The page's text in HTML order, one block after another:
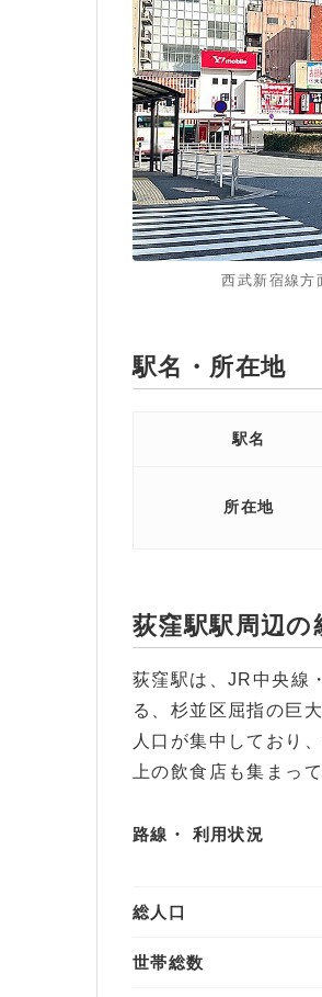
西武新宿線方
駅名・所在地
駅名
所在地
荻窪駅駅周辺の
荻窪駅は、JR中央線
る、杉並区屈指の巨
人口が集中しており
上の飲食店も集まっ
路線・ 利用状況
総人口
世帯総数